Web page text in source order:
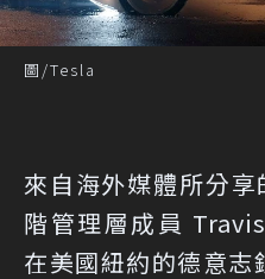
圖/Tesla
來自海外媒體所分享
階管理層成員
在美國紐約的德意志